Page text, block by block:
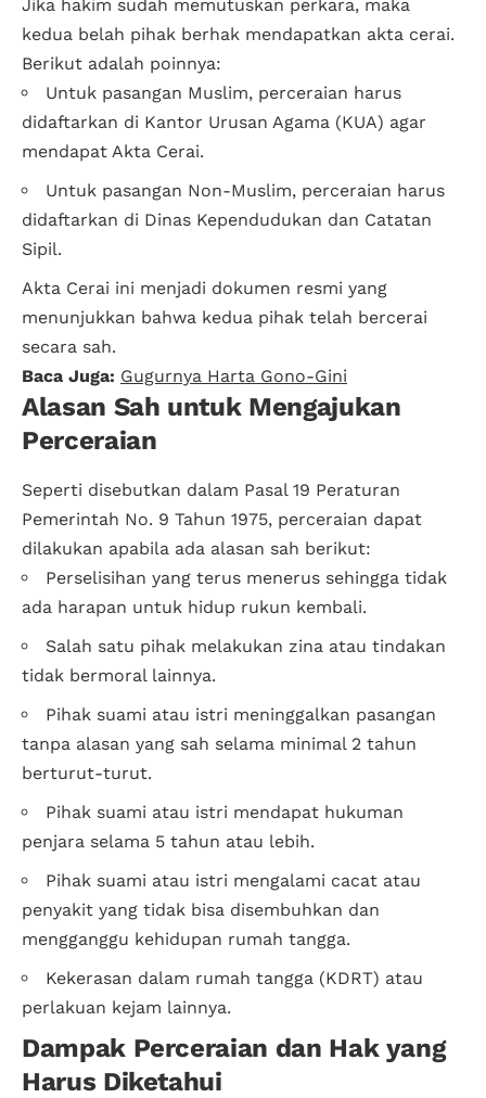
Jika hakim sudah memutuskan perkara, maka
kedua belah pihak berhak mendapatkan akta cerai.
Berikut adalah poinnya:
Untuk pasangan Muslim, perceraian harus
didaftarkan di Kantor Urusan Agama (KUA) agar
mendapat Akta Cerai.
Untuk pasangan Non-Muslim, perceraian harus
didaftarkan di Dinas Kependudukan dan Catatan
Sipil.
Akta Cerai ini menjadi dokumen resmi yang
menunjukkan bahwa kedua pihak telah bercerai
secara sah.
Baca Juga: Gugurnya Harta Gono-Gini
Alasan Sah untuk Mengajukan
Perceraian
Seperti disebutkan dalam Pasal 19 Peraturan
Pemerintah No. 9 Tahun 1975, perceraian dapat
dilakukan apabila ada alasan sah berikut:
Perselisihan yang terus menerus sehingga tidak
ada harapan untuk hidup rukun kembali.
Salah satu pihak melakukan zina atau tindakan
tidak bermoral lainnya.
Pihak suami atau istri meninggalkan pasangan
tanpa alasan yang sah selama minimal 2 tahun
berturut-turut.
Pihak suami atau istri mendapat hukuman
penjara selama 5 tahun atau lebih.
Pihak suami atau istri mengalami cacat atau
penyakit yang tidak bisa disembuhkan dan
mengganggu kehidupan rumah tangga.
Kekerasan dalam rumah tangga (KDRT) atau
perlakuan kejam lainnya.
Dampak Perceraian dan Hak yang
Harus Diketahui